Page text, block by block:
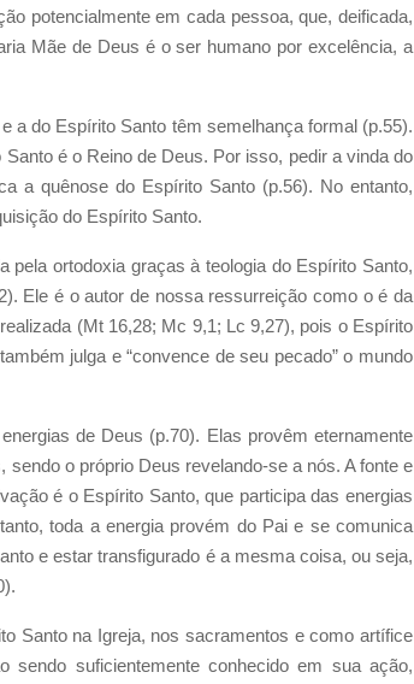
potencialmente em cada pessoa, que, deificada,
Mãe de Deus é o ser humano por excelência, a
a do Espírito Santo têm semelhança formal (p.55).
é o Reino de Deus. Por isso, pedir a vinda do
a quênose do Espírito Santo (p.56). No entanto,
do Espírito Santo.
ortodoxia graças à teologia do Espírito Santo,
Ele é o autor de nossa ressurreição como o é da
(Mt 16,28; Mc 9,1; Lc 9,27), pois o Espírito
julga e “convence de seu pecado” o mundo
de Deus (p.70). Elas provêm eternamente
o próprio Deus revelando-se a nós. A fonte e
é o Espírito Santo, que participa das energias
toda a energia provém do Pai e se comunica
e estar transfigurado é a mesma coisa, ou seja,
Santo na Igreja, nos sacramentos e como artífice
suficientemente conhecido em sua ação,